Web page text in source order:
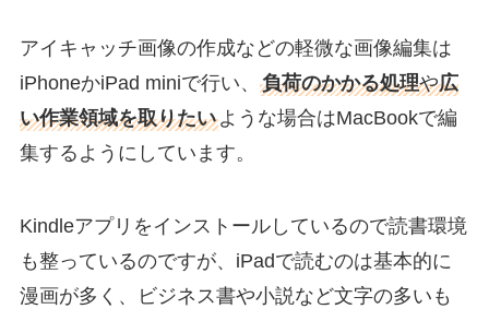
アイキャッチ画像の作成などの軽微な画像編集は
iPhoneかiPad miniで行い、 負荷のかかる処理や広
い作業領域を取りたいような場合はMacBookで編
集するようにしています。
Kindleアプリをインストールしているので読書環境
も整っているのですが、iPadで読むのは基本的に
漫画が多く、ビジネス書や小説など文字の多いも